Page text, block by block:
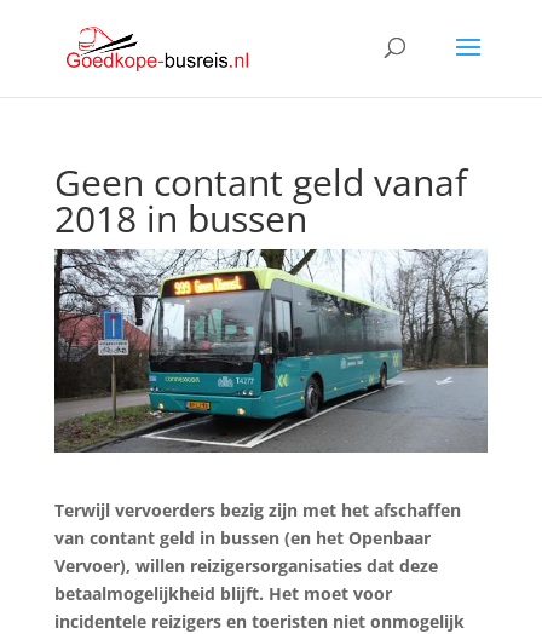
Geen contant geld vanaf
2018 in bussen
Terwijl vervoerders bezig zijn met het afschaffen
van contant geld in bussen (en het Openbaar
Vervoer), willen reizigersorganisaties dat deze
betaalmogelijkheid blijft. Het moet voor
incidentele reizigers en toeristen niet onmogelijk